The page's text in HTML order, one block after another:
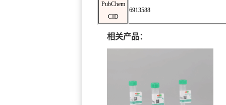
PubChem
CID
6913588
相关产品：